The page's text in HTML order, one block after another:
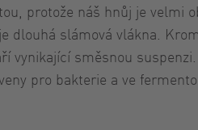
protože náš hnůj je velmi
dlouhá slámová vlákna.
vynikající směsnou
pro bakterie a ve